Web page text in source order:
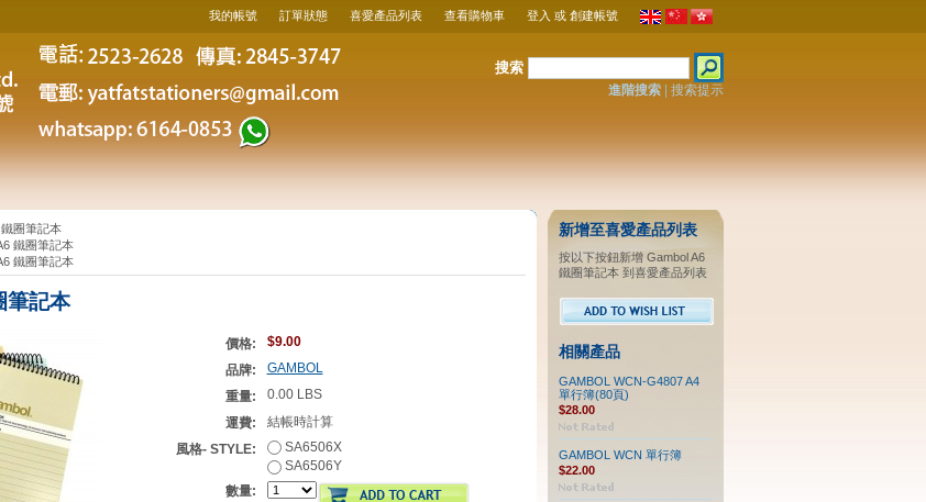
我的帳號 訂單狀態 喜愛產品列表 查看購物車 登入 或 創建帳號
搜索
進階搜索| 搜索提示
圈筆記本
鐵圈筆記本
鐵圈筆記本
筆記本
價格:
$9.00
品牌:
GAMBOL
重量:
0.00 LBS
運費:
結帳時計算
風格- STYLE:
SA6506X
SA6506Y
數量:
新增至喜愛產品列表
按以下按鈕新增 Gambol A6
鐵圈筆記本 到喜愛產品列表
相關產品
GAMBOL WCN-G4807 A4
單行簿(80頁)
$28.00
GAMBOL WCN 單行簿
$22.00